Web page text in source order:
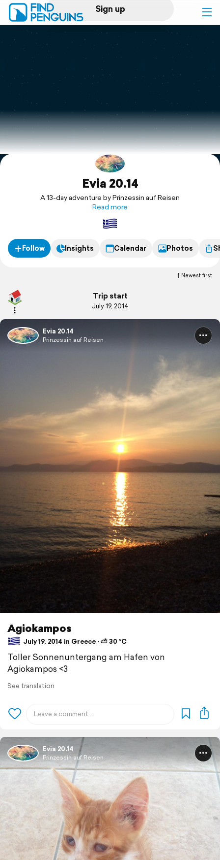
Sign up
Log in
Print a book
Flyover video
Explore
Evia 20.14
A 13-day adventure by Prinzessin auf Reisen
Read more
Follow Insights Calendar Photos
Newest first
Trip start
July 19, 2014
Evia 20.14
Prinzessin auf Reisen
Agiokampos
July 19, 2014 in Greece ⋅ ⛅ 30 °C
Toller Sonnenuntergang am Hafen von
Agiokampos <3
See translation
Evia 20.14
Prinzessin auf Reisen